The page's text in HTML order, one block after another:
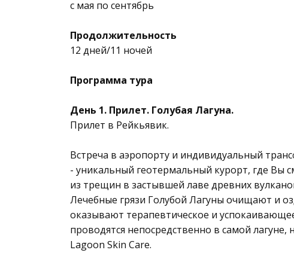
с мая по сентябрь
Продолжительность
12 дней/11 ночей
Программа тура
День 1. Прилет. Голубая Лагуна.
Прилет в Рейкьявик.
Встреча в аэропорту и индивидуальный
- уникальный геотермальный курорт, где Вы
из трещин в застывшей лаве древних
Лечебные грязи Голубой Лагуны очищают и
оказывают терапевтическое и
проводятся непосредственно в самой
Lagoon Skin Care.